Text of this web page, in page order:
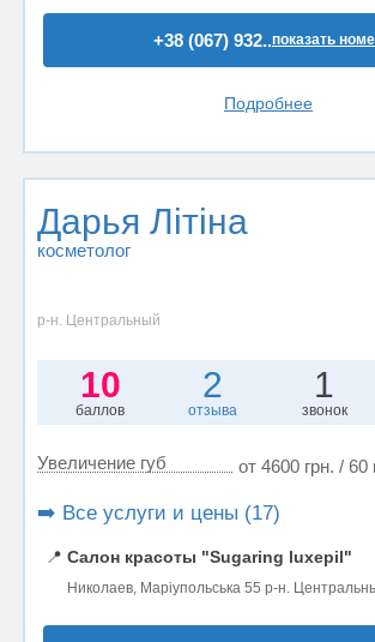
+38 (067) 932..показать
Подробнее
Дарья Літіна
косметолог
р-н. Центральный
10
баллов
2
отзыва
1
звонок
Увеличение губ от 4600 грн. / 60
➡️ Все услуги и цены (17)
📍 Салон красоты "Sugaring luxepil"
Николаев, Маріупольська 55 р-н.